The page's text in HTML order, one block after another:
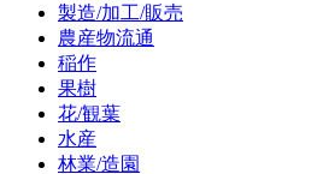
製造/加工/販売
農産物流通
稲作
果樹
花/観葉
水産
林業/造園